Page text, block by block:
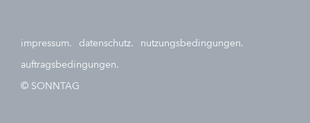
impressum. datenschutz. nutzungsbedingungen.
auftragsbedingungen.
© SONNTAG